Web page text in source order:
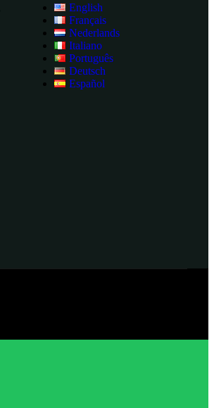
English
Français
Nederlands
Italiano
Português
Deutsch
Español